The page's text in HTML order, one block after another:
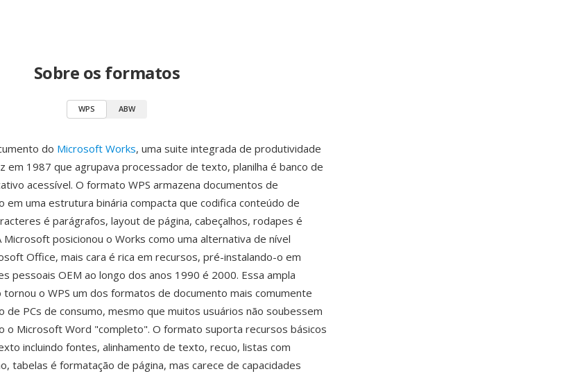
Sobre os formatos
WPS ABW
do Microsoft Works, uma suite integrada de produtividade
em 1987 que agrupava processador de texto, planilha é banco de
acessível. O formato WPS armazena documentos de
uma estrutura binária compacta que codifica conteúdo de
é parágrafos, layout de página, cabeçalhos, rodapes é
Microsoft posicionou o Works como uma alternativa de nível
Office, mais cara é rica em recursos, pré-instalando-o em
pessoais OEM ao longo dos anos 1990 é 2000. Essa ampla
o WPS um dos formatos de documento mais comumente
de PCs de consumo, mesmo que muitos usuários não soubessem
o Microsoft Word "completo". O formato suporta recursos básicos
incluindo fontes, alinhamento de texto, recuo, listas com
tabelas é formatação de página, mas carece de capacidades